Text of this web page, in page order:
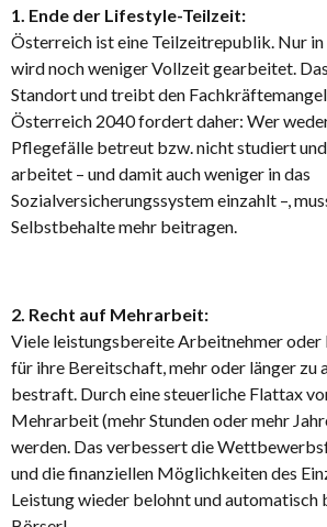
1. Ende der Lifestyle-Teilzeit:
Österreich ist eine Teilzeitrepublik. Nur
wird noch weniger Vollzeit gearbeitet.
Standort und treibt den
Österreich 2040 fordert daher: Wer
Pflegefälle betreut bzw. nicht studiert
arbeitet – und damit auch weniger in das
Sozialversicherungssystem einzahlt –,
Selbstbehalte mehr beitragen.
2. Recht auf Mehrarbeit:
Viele leistungsbereite Arbeitnehmer oder
für ihre Bereitschaft, mehr oder länger zu
bestraft. Durch eine steuerliche Flattax
Mehrarbeit (mehr Stunden oder mehr
werden. Das verbessert die
und die finanziellen Möglichkeiten des
Leistung wieder belohnt und automatisch